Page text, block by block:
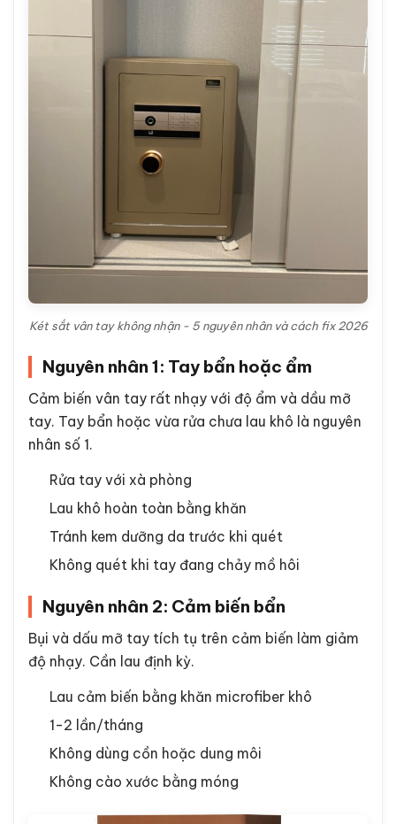
Két sắt vân tay không nhận - 5 nguyên nhân và cách fix 2026
Nguyên nhân 1: Tay bẩn hoặc ẩm
Cảm biến vân tay rất nhạy với độ ẩm và dầu mỡ
tay. Tay bẩn hoặc vừa rửa chưa lau khô là nguyên
nhân số 1.
Rửa tay với xà phòng
Lau khô hoàn toàn bằng khăn
Tránh kem dưỡng da trước khi quét
Không quét khi tay đang chảy mồ hôi
Nguyên nhân 2: Cảm biến bẩn
Bụi và dấu mỡ tay tích tụ trên cảm biến làm giảm
độ nhạy. Cần lau định kỳ.
Lau cảm biến bằng khăn microfiber khô
1-2 lần/tháng
Không dùng cồn hoặc dung môi
Không cào xước bằng móng